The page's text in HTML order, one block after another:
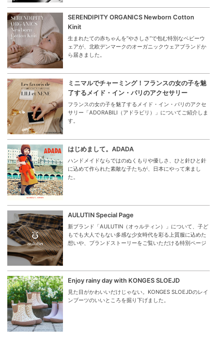
SERENDIPITY ORGANICS Newborn Cotton
Kinit
生まれたての赤ちゃんを“やさしさ”で包む特別なベビーウ
ェアが、北欧デンマークのオーガニックウェアブランドか
ら届きました。
ミニマルでチャーミング！フランスの女の子を魅
了するメイド・イン・パリのアクセサリー
フランスの女の子を魅了するメイド・イン・パリのアクセ
サリー「ADORABILI（アドラビリ）」についてご紹介しま
す。
はじめまして。ADADA
ハンドメイドならではのぬくもりや優しさ、ひと針ひと針
に込めて作られた素敵な子たちが、日本にやって来まし
た。
AULUTIN Special Page
新ブランド「AULUTIN（オゥルティン）」について、子ど
もでも大人でもない多感な少女時代を彩る上質服に込めた
想いや、ブランドストーリーをご覧いただける特別ページ
Enjoy rainy day with KONGES SLOEJD
見た目がかわいいだけじゃない。KONGES SLOEJDのレイ
ンブーツのいいところを掘り下げました。